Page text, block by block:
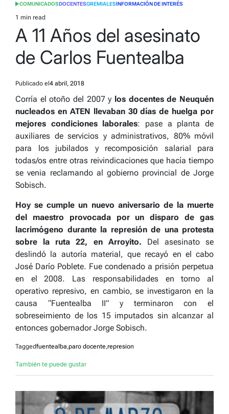
POSTED
IN
COMUNICADOSDOCENTESGREMIALESINFORMACIÓN DE INTERÉS
Estimated
read
time
1 min read
A 11 Años del asesinato
de Carlos Fuentealba
Publicado el4 abril, 2018
Corría el otoño del 2007 y los docentes de Neuquén
nucleados en ATEN llevaban 30 días de huelga por
mejores condiciones laborales: pase a planta de
auxiliares de servicios y administrativos, 80% móvil
para los jubilados y recomposición salarial para
todas/os entre otras reivindicacionesque hacía tiempo
se venia reclamando al gobierno provincial de Jorge
Sobisch.
Hoy se cumple un nuevo aniversario de la muerte
del maestro provocada por un disparo de gas
lacrimógeno durante la represión de una protesta
sobre la ruta 22, en Arroyito. Del asesinato se
deslindó la autoría material, que recayó en el cabo
José Darío Poblete. Fue condenado a prisión perpetua
en el 2008. Las responsabilidades en torno al
operativo represivo, en cambio, se investigaron en la
causa “Fuentealba II” y terminaron con el
sobreseimiento de los 15 imputados sin alcanzar al
entonces gobernador Jorge Sobisch.
Taggedfuentealba,paro docente,represion
También te puede gustar